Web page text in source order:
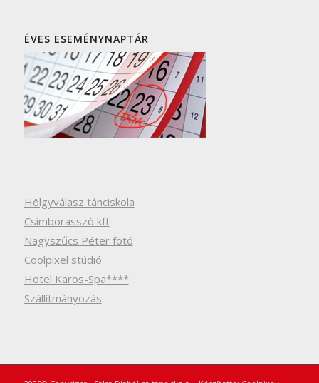
ÉVES ESEMÉNYNAPTÁR
Hölgyválasz tánciskola
Csimborasszó kft
Nagyszűcs Péter fotó
Coolpixel stúdió
Hotel Karos-Spa****
Szállítmányozás